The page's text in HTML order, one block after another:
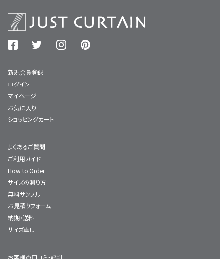
新規会員登録
ログイン
マイページ
お気に入り
ショッピングカート
よくあるご質問
ご利用ガイド
How to Order
サイズの測り方
無料サンプル
お見積りフォーム
納期・送料
サイズ直し
お客様の口コミ・評判